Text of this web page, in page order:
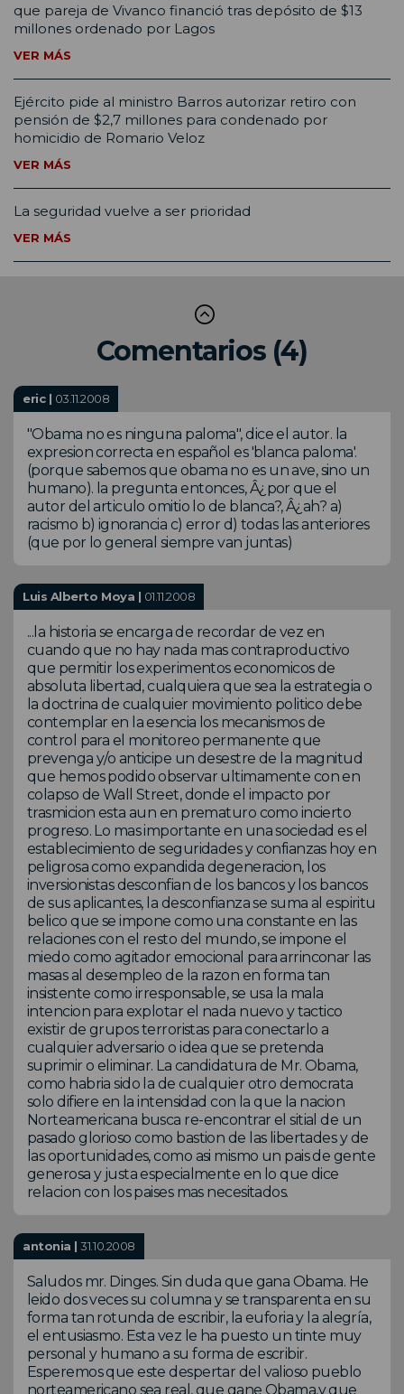
que pareja de Vivanco financió tras depósito de $13
millones ordenado por Lagos
VER MÁS
Ejército pide al ministro Barros autorizar retiro con
pensión de $2,7 millones para condenado por
homicidio de Romario Veloz
VER MÁS
La seguridad vuelve a ser prioridad
VER MÁS
Comentarios (4)
eric | 03.11.2008
"Obama no es ninguna paloma", dice el autor. la
expresion correcta en español es 'blanca paloma'.
(porque sabemos que obama no es un ave, sino un
humano). la pregunta entonces, Â¿por que el
autor del articulo omitio lo de blanca?, Â¿ah? a)
racismo b) ignorancia c) error d) todas las anteriores
(que por lo general siempre van juntas)
Luis Alberto Moya | 01.11.2008
...la historia se encarga de recordar de vez en
cuando que no hay nada mas contraproductivo
que permitir los experimentos economicos de
absoluta libertad, cualquiera que sea la estrategia o
la doctrina de cualquier movimiento politico debe
contemplar en la esencia los mecanismos de
control para el monitoreo permanente que
prevenga y/o anticipe un desestre de la magnitud
que hemos podido observar ultimamente con en
colapso de Wall Street, donde el impacto por
trasmicion esta aun en prematuro como incierto
progreso. Lo mas importante en una sociedad es el
establecimiento de seguridades y confianzas hoy en
peligrosa como expandida degeneracion, los
inversionistas desconfian de los bancos y los bancos
de sus aplicantes, la desconfianza se suma al espiritu
belico que se impone como una constante en las
relaciones con el resto del mundo, se impone el
miedo como agitador emocional para arrinconar las
masas al desempleo de la razon en forma tan
insistente como irresponsable, se usa la mala
intencion para explotar el nada nuevo y tactico
existir de grupos terroristas para conectarlo a
cualquier adversario o idea que se pretenda
suprimir o eliminar. La candidatura de Mr. Obama,
como habria sido la de cualquier otro democrata
solo difiere en la intensidad con la que la nacion
Norteamericana busca re-encontrar el sitial de un
pasado glorioso como bastion de las libertades y de
las oportunidades, como asi mismo un pais de gente
generosa y justa especialmente en lo que dice
relacion con los paises mas necesitados.
antonia |31.10.2008
Saludos mr. Dinges. Sin duda que gana Obama. He
leido dos veces su columna y se transparenta en su
forma tan rotunda de escribir, la euforia y la alegría,
el entusiasmo. Esta vez le ha puesto un tinte muy
personal y humano a su forma de escribir.
Esperemos que este despertar del valioso pueblo
norteamericano sea real, que gane Obama,y que